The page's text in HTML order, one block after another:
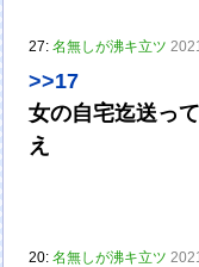
27:名無しが沸キ立ツ
>>17
女の自宅迄送っ
え
20:名無しが沸キ立ツ